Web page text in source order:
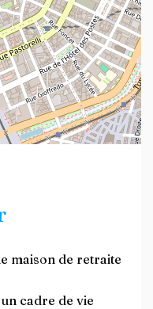
| ©OpenStreetMapcontributors
maison de retraite
cadre de vie